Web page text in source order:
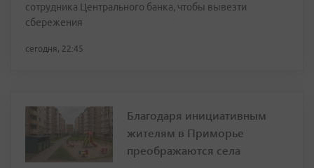
сотрудника Центрального банка, чтобы вывезти
сбережения
сегодня, 22:45
Благодаря инициативным
жителям в Приморье
преображаются села